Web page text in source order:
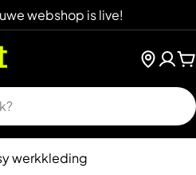
webshop is live!
werkkleding